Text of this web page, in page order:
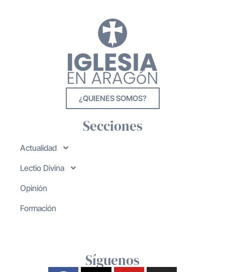
¿QUIENES SOMOS?
Secciones
Actualidad
Lectio Divina
Opinión
Formación
Síguenos